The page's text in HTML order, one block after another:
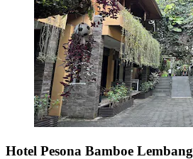
Hotel Pesona Bamboe Lembang